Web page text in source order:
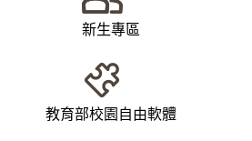
新生專區
教育部校園自由軟體